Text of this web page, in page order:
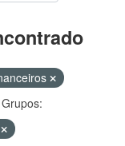
Grupos: